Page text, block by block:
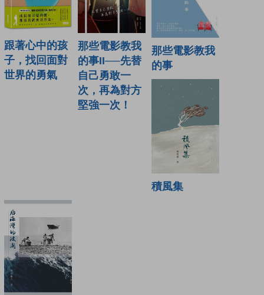
跟著心中的孩
子，找回面對
世界的勇氣
那些電影教我
的事II──先替
自己勇敢一
次，再為對方
堅強一次！
那些電影教我
的事
積風集